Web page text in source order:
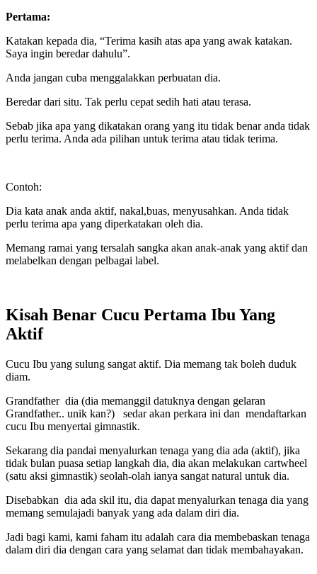
Pertama:
Katakan kepada dia, “Terima kasih atas apa yang awak katakan.
Saya ingin beredar dahulu”.
Anda jangan cuba menggalakkan perbuatan dia.
Beredar dari situ. Tak perlu cepat sedih hati atau terasa.
Sebab jika apa yang dikatakan orang yang itu tidak benar anda tidak
perlu terima. Anda ada pilihan untuk terima atau tidak terima.
Contoh:
Dia kata anak anda aktif, nakal,buas, menyusahkan. Anda tidak
perlu terima apa yang diperkatakan oleh dia.
Memang ramai yang tersalah sangka akan anak-anak yang aktif dan
melabelkan dengan pelbagai label.
Kisah Benar Cucu Pertama Ibu Yang
Aktif
Cucu Ibu yang sulung sangat aktif. Dia memang tak boleh duduk
diam.
Grandfather dia (dia memanggil datuknya dengan gelaran
Grandfather.. unik kan?) sedar akan perkara ini dan mendaftarkan
cucu Ibu menyertai gimnastik.
Sekarang dia pandai menyalurkan tenaga yang dia ada (aktif), jika
tidak bulan puasa setiap langkah dia, dia akan melakukan cartwheel
(satu aksi gimnastik) seolah-olah ianya sangat natural untuk dia.
Disebabkan dia ada skil itu, dia dapat menyalurkan tenaga dia yang
memang semulajadi banyak yang ada dalam diri dia.
Jadi bagi kami, kami faham itu adalah cara dia membebaskan tenaga
dalam diri dia dengan cara yang selamat dan tidak membahayakan.